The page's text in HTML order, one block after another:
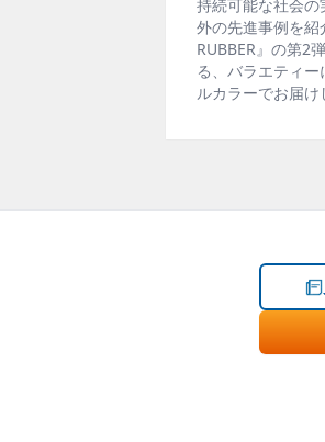
持続可能な社会の実現に向けた、ゴム業界内
外の先進事例を紹介する『SUSTAINABLE ＆
RUBBER』の第2弾。34の企業・団体によ
る、バラエティーに富んだ35の取り組みをフ